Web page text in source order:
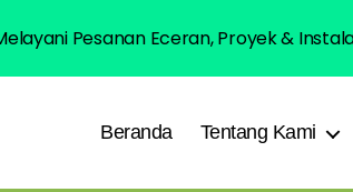
Beranda Tentang Kami
Pesanan Eceran, Proyek &